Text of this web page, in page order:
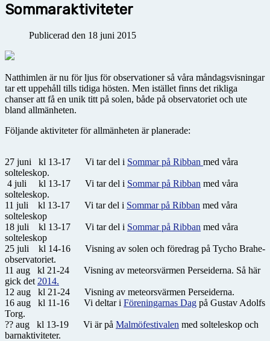
Sommaraktiviteter
Publicerad den 18 juni 2015
Natthimlen är nu för ljus för observationer så våra måndagsvisningar
tar ett uppehåll tills tidiga hösten. Men istället finns det rikliga
chanser att få en unik titt på solen, både på observatoriet och ute
bland allmänheten.
Följande aktiviteter för allmänheten är planerade:
27 juni kl 13-17 Vi tar del i Sommar på Ribban med våra
solteleskop.
4 juli kl 13-17 Vi tar del i Sommar på Ribban med våra
solteleskop.
11 juli kl 13-17 Vi tar del i Sommar på Ribban med våra
solteleskop
18 juli kl 13-17 Vi tar del i Sommar på Ribban med våra
solteleskop
25 juli kl 14-16 Visning av solen och föredrag på Tycho Brahe-
observatoriet.
11 aug kl 21-24 Visning av meteorsvärmen Perseiderna. Så här
gick det 2014.
12 aug kl 21-24 Visning av meteorsvärmen Perseiderna.
16 aug kl 11-16 Vi deltar i Föreningarnas Dag på Gustav Adolfs
Torg.
?? aug kl 13-19 Vi är på Malmöfestivalen med solteleskop och
barnaktiviteter.